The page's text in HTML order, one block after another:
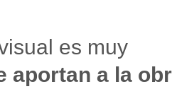
es muy
aportan a la